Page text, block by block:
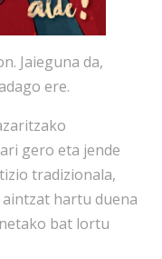
Jaieguna da,
ere.
gero eta jende
tradizionala,
hartu duena
bat lortu